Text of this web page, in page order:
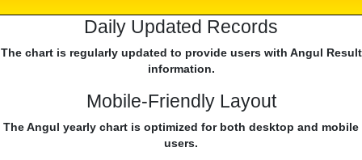
Daily Updated Records
The chart is regularly updated to provide users with Angul Result
information.
Mobile-Friendly Layout
The Angul yearly chart is optimized for both desktop and mobile
users.